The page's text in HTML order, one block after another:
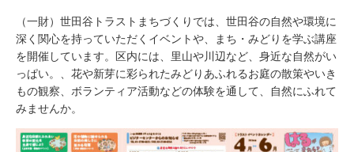
（一財）世田谷トラストまちづくりでは、世田谷の自然や環境に
深く関心を持っていただくイベントや、まち・みどりを学ぶ講座
を開催しています。区内には、里山や川辺など、身近な自然がい
っぱい。、花や新芽に彩られたみどりあふれるお庭の散策やいき
もの観察、ボランティア活動などの体験を通して、自然にふれて
みませんか。